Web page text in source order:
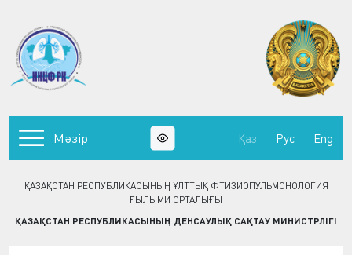
ҚАЗАҚСТАН РЕСПУБЛИКАСЫНЫҢ ҰЛТТЫҚ ФТИЗИОПУЛЬМОНОЛОГИЯ
ҒЫЛЫМИ ОРТАЛЫҒЫ
ҚАЗАҚСТАН РЕСПУБЛИКАСЫНЫҢ ДЕНСАУЛЫҚ САҚТАУ МИНИСТРЛІГІ
Мәзір Қаз Рус Eng